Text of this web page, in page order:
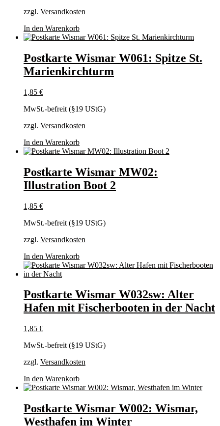
zzgl. Versandkosten
In den Warenkorb
Postkarte Wismar W061: Spitze St.
Marienkirchturm
1,85 €
MwSt.-befreit (§19 UStG)
zzgl. Versandkosten
In den Warenkorb
Postkarte Wismar MW02:
Illustration Boot 2
1,85 €
MwSt.-befreit (§19 UStG)
zzgl. Versandkosten
In den Warenkorb
Postkarte Wismar W032sw: Alter
Hafen mit Fischerbooten in der Nacht
1,85 €
MwSt.-befreit (§19 UStG)
zzgl. Versandkosten
In den Warenkorb
Postkarte Wismar W002: Wismar,
Westhafen im Winter